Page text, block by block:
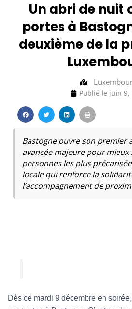
Un abri de nuit
portes à
deuxième de la
Publié le juin 9,
Bastogne ouvre son premier
avancée majeure pour mieux
personnes les plus
locale qui renforce la
l’accompagnement de
Dès ce mardi 9 décembre en